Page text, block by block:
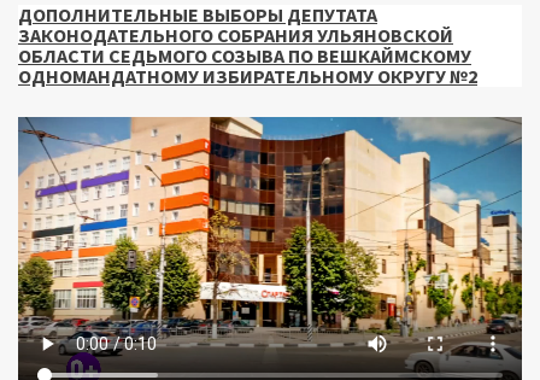
ДОПОЛНИТЕЛЬНЫЕ ВЫБОРЫ ДЕПУТАТА
ЗАКОНОДАТЕЛЬНОГО СОБРАНИЯ УЛЬЯНОВСКОЙ
ОБЛАСТИ СЕДЬМОГО СОЗЫВА ПО ВЕШКАЙМСКОМУ
ОДНОМАНДАТНОМУ ИЗБИРАТЕЛЬНОМУ ОКРУГУ №2